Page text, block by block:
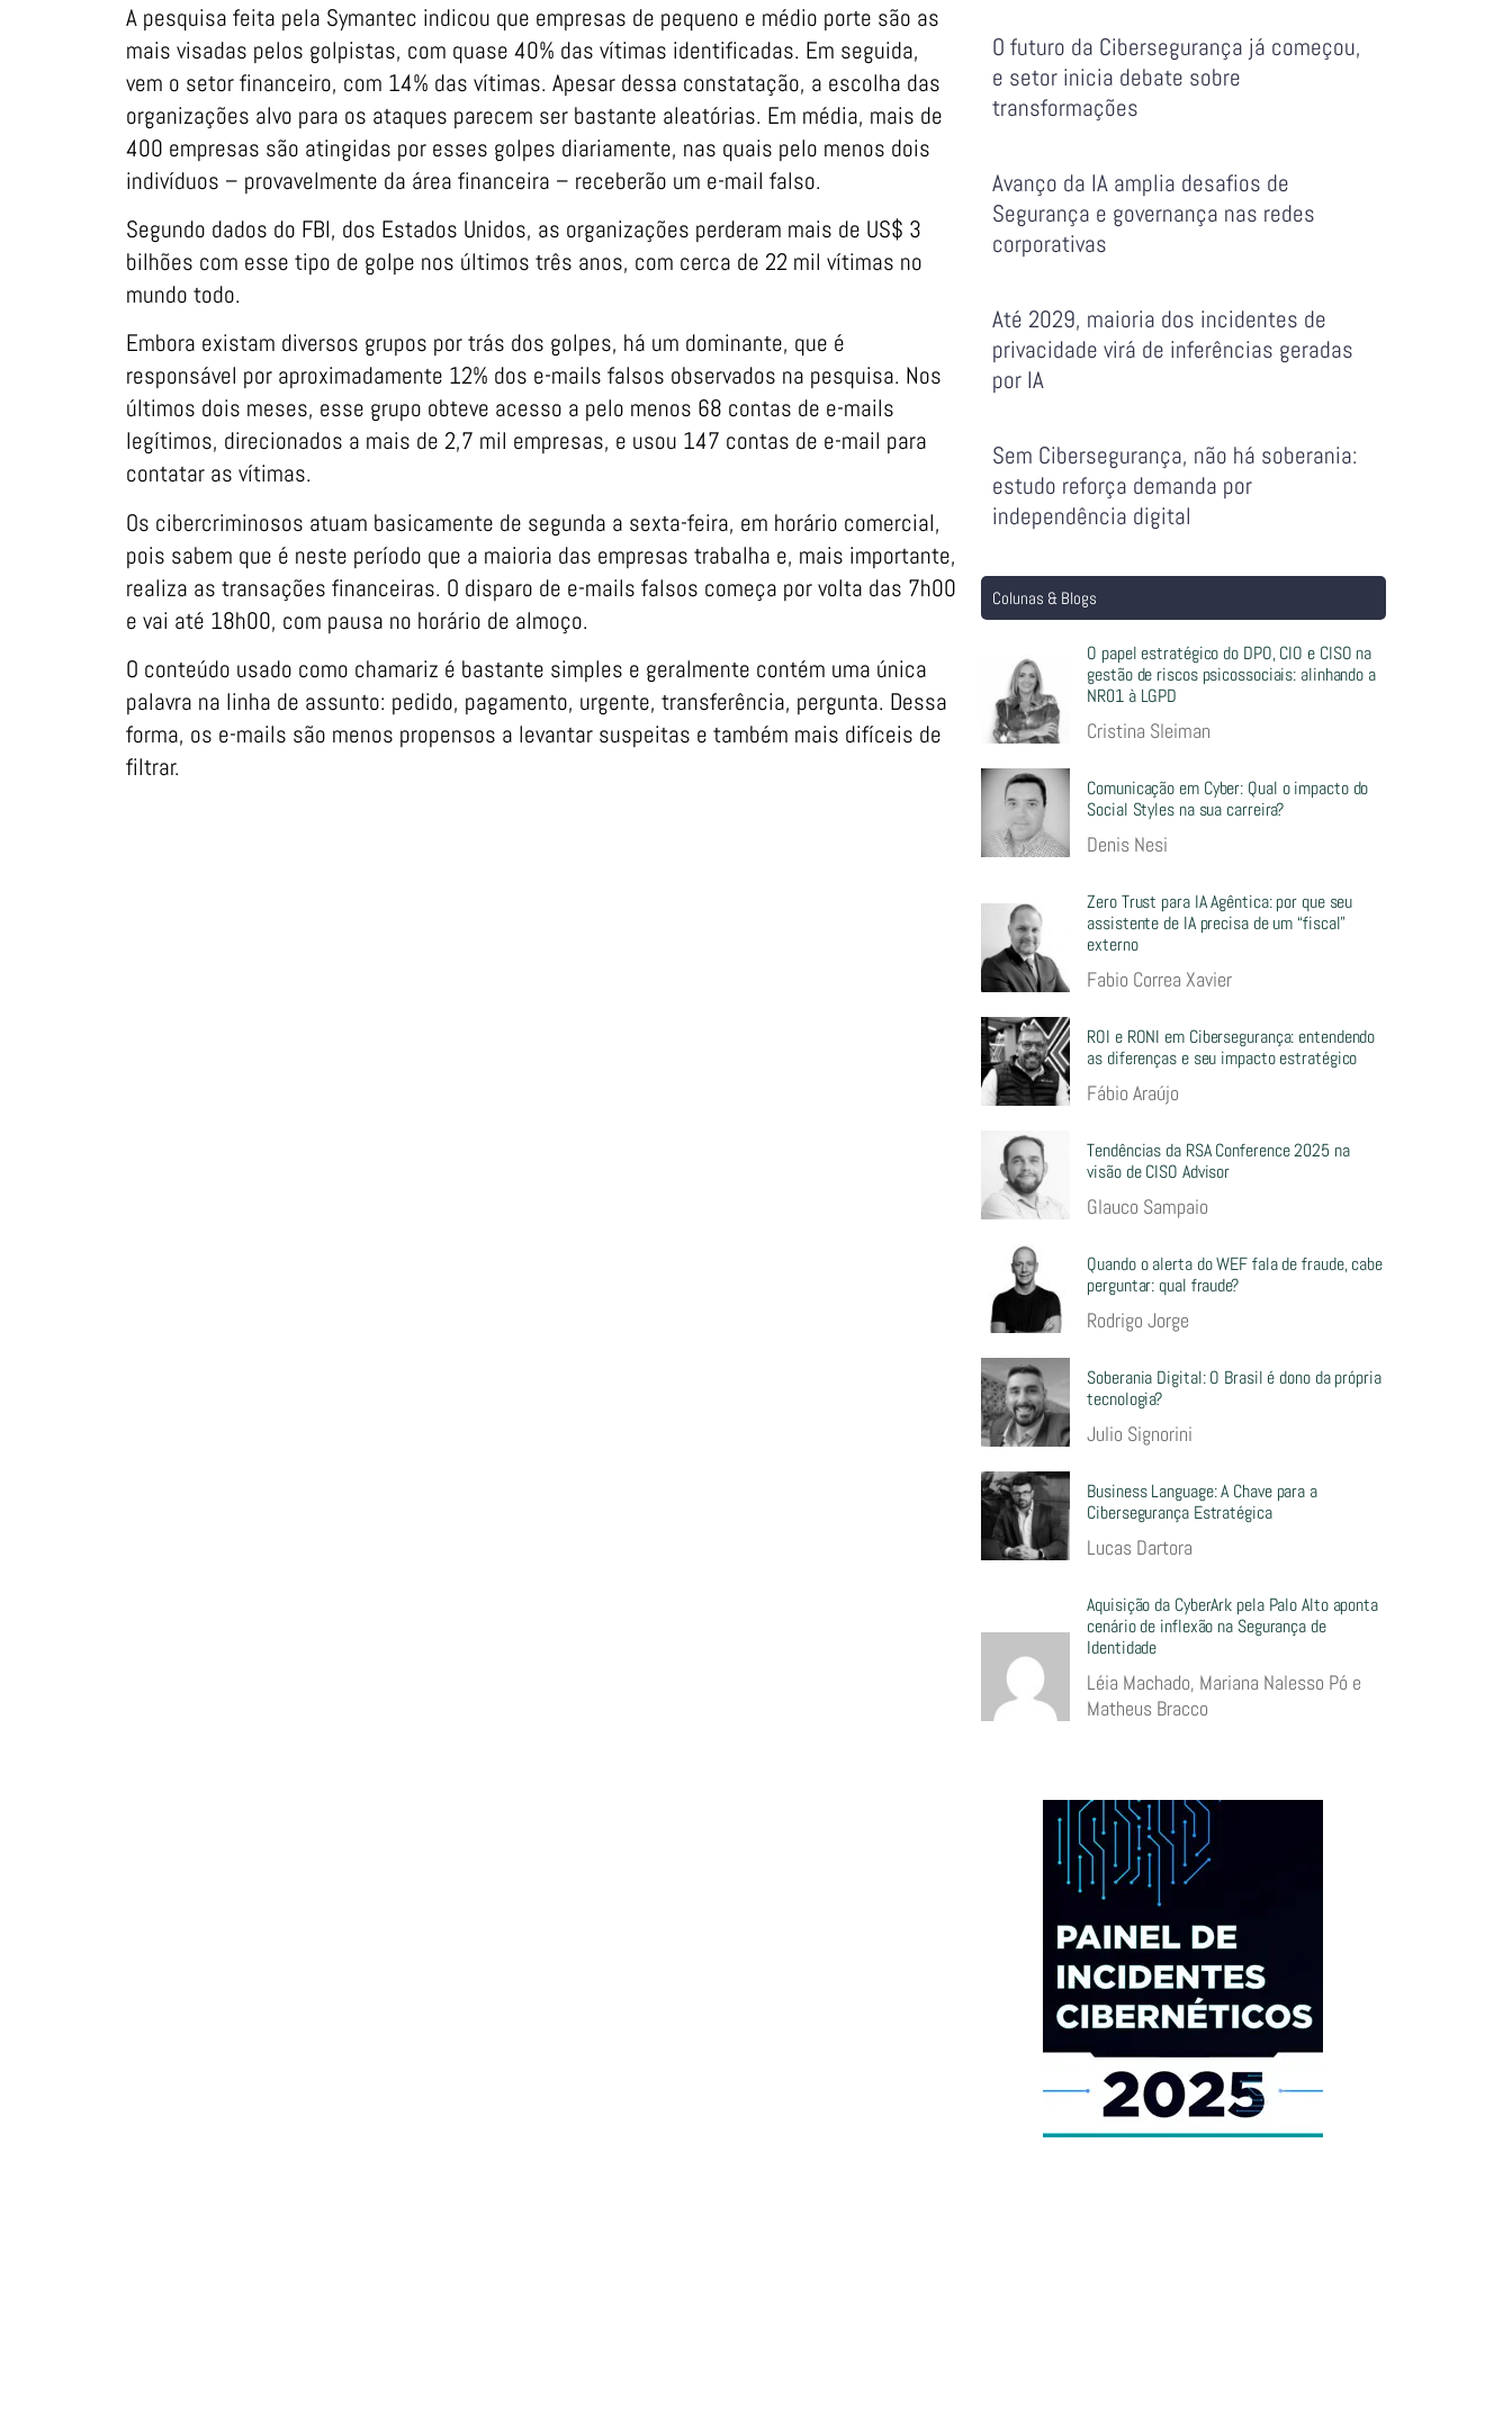
A pesquisa feita pela Symantec indicou que empresas de pequeno e médio porte são as
mais visadas pelos golpistas, com quase 40% das vítimas identificadas. Em seguida,
vem o setor financeiro, com 14% das vítimas. Apesar dessa constatação, a escolha das
organizações alvo para os ataques parecem ser bastante aleatórias. Em média, mais de
400 empresas são atingidas por esses golpes diariamente, nas quais pelo menos dois
indivíduos – provavelmente da área financeira – receberão um e-mail falso.
Segundo dados do FBI, dos Estados Unidos, as organizações perderam mais de US$ 3
bilhões com esse tipo de golpe nos últimos três anos, com cerca de 22 mil vítimas no
mundo todo.
Embora existam diversos grupos por trás dos golpes, há um dominante, que é
responsável por aproximadamente 12% dos e-mails falsos observados na pesquisa. Nos
últimos dois meses, esse grupo obteve acesso a pelo menos 68 contas de e-mails
legítimos, direcionados a mais de 2,7 mil empresas, e usou 147 contas de e-mail para
contatar as vítimas.
Os cibercriminosos atuam basicamente de segunda a sexta-feira, em horário comercial,
pois sabem que é neste período que a maioria das empresas trabalha e, mais importante,
realiza as transações financeiras. O disparo de e-mails falsos começa por volta das 7h00
e vai até 18h00, com pausa no horário de almoço.
O conteúdo usado como chamariz é bastante simples e geralmente contém uma única
palavra na linha de assunto: pedido, pagamento, urgente, transferência, pergunta. Dessa
forma, os e-mails são menos propensos a levantar suspeitas e também mais difíceis de
filtrar.
O futuro da Cibersegurança já começou,
e setor inicia debate sobre
transformações
Avanço da IA amplia desafios de
Segurança e governança nas redes
corporativas
Até 2029, maioria dos incidentes de
privacidade virá de inferências geradas
por IA
Sem Cibersegurança, não há soberania:
estudo reforça demanda por
independência digital
Colunas & Blogs
O papel estratégico do DPO, CIO e CISO na
gestão de riscos psicossociais: alinhando a
NR01 à LGPD
Cristina Sleiman
Comunicação em Cyber: Qual o impacto do
Social Styles na sua carreira?
Denis Nesi
Zero Trust para IA Agêntica: por que seu
assistente de IA precisa de um “fiscal”
externo
Fabio Correa Xavier
ROI e RONI em Cibersegurança: entendendo
as diferenças e seu impacto estratégico
Fábio Araújo
Tendências da RSA Conference 2025 na
visão de CISO Advisor
Glauco Sampaio
Quando o alerta do WEF fala de fraude, cabe
perguntar: qual fraude?
Rodrigo Jorge
Soberania Digital: O Brasil é dono da própria
tecnologia?
Julio Signorini
Business Language: A Chave para a
Cibersegurança Estratégica
Lucas Dartora
Aquisição da CyberArk pela Palo Alto aponta
cenário de inflexão na Segurança de
Identidade
Léia Machado, Mariana Nalesso Pó e
Matheus Bracco